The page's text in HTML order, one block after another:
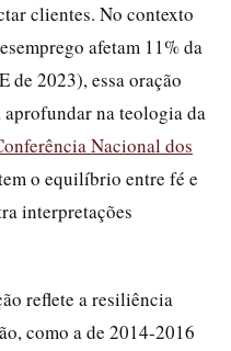
clientes. No contexto
afetam 11% da
de 2023), essa oração
na teologia da
Nacional dos
o equilíbrio entre fé e
interpretações
reflete a resiliência
como a de 2014-2016